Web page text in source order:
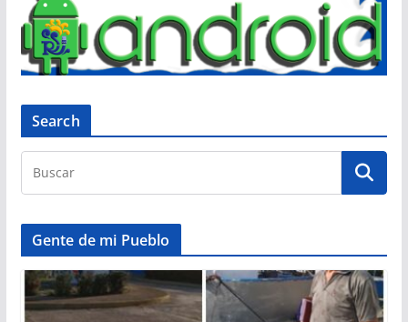
Search
Gente de mi Pueblo